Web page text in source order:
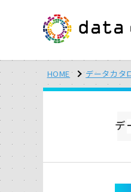
HOME データカタ
デ